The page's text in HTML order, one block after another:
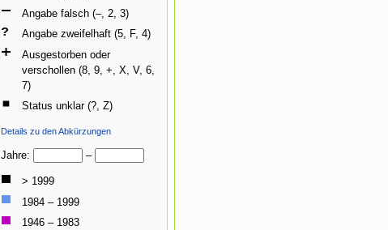
Angabe falsch (–, 2, 3)
Angabe zweifelhaft (5, F, 4)
Ausgestorben oder
verschollen (8, 9, +, X, V, 6,
7)
Status unklar (?, Z)
Details zu den Abkürzungen
Jahre: –
> 1999
1984 – 1999
1946 – 1983